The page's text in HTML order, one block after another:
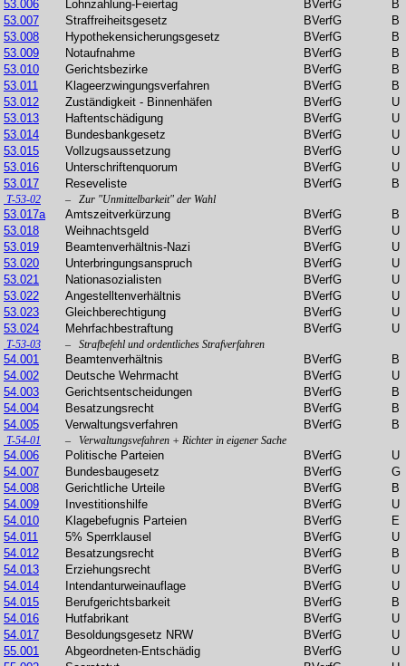
53.006 Lohnzahlung-Feiertag BVerfG
B
53.007
Straffreiheitsgesetz BVerfG
B
53.008
Hypothekensicherungsgesetz BVerfG
B
53.009
Notaufnahme BVerfG
B
53.010
Gerichtsbezirke BVerfG
B
53.011
Klageerzwingungsverfahren BVerfG
B
53.012
Zuständigkeit - Binnenhäfen BVerfG
U
53.013
Haftentschädigung BVerfG
U
53.014
Bundesbankgesetz BVerfG
U
53.015
Vollzugsaussetzung BVerfG
U
53.016
Unterschriftenquorum BVerfG
U
53.017
Reseveliste BVerfG B
T-53-02 – Zur "Unmittelbarkeit" der Wahl
53.017a Amtszeitverkürzung BVerfG
B
53.018
Weihnachtsgeld BVerfG
U
53.019
Beamtenverhältnis-Nazi BVerfG
U
53.020
Unterbringungsanspruch BVerfG
U
53.021
Nationasozialisten BVerfG
U
53.022
Angestelltenverhältnis BVerfG
U
53.023
Gleichberechtigung BVerfG
U
53.024
Mehrfachbestraftung BVerfG U
T-53-03 – Strafbefehl und ordentliches Strafverfahren
54.001 Beamtenverhältnis BVerfG
B
54.002
Deutsche Wehrmacht BVerfG
U
54.003
Gerichtsentscheidungen BVerfG
B
54.004
Besatzungsrecht BVerfG
B
54.005
Verwaltungsverfahren BVerfG B
T-54-01 – Verwaltungsvefahren + Richter in eigener Sache
54.006 Politische Parteien BVerfG
U
54.007
Bundesbaugesetz BVerfG
G
54.008
Gerichtliche Urteile BVerfG
B
54.009
Investitionshilfe BVerfG
U
54.010
Klagebefugnis Parteien BVerfG
E
54.011
5% Sperrklausel BVerfG
U
54.012
Besatzungsrecht BVerfG
B
54.013
Erziehungsrecht BVerfG
U
54.014
Intendanturweinauflage BVerfG
U
54.015
Berufgerichtsbarkeit BVerfG
B
54.016
Hutfabrikant BVerfG
U
54.017
Besoldungsgesetz NRW BVerfG
U
55.001
Abgeordneten-Entschädig BVerfG
U